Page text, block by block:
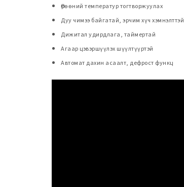
Өрөөний температур тогтворжуулах
Дуу чимээ байгатай, эрчим хүч хэмнэлттэй
Дижитал удирдлага, таймертай
Агаар цэвэршүүлэх шүүлтүүртэй
Автомат дахин асаалт, дефрост функц